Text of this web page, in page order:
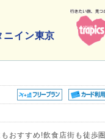
イン東京
おすすめ!飲食店街も徒歩圏